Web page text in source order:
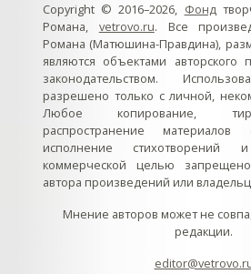
Copyright © 2016–2026, Фонд
Романа, vetrovo.ru. Все
Романа (Матюшина-Правдина),
являются объектами
законодательством.
разрешено только с личной,
Любое копирование,
распространение материалов
исполнение
коммерческой целью
автора произведений или
Мнение авторов может не
редакции.